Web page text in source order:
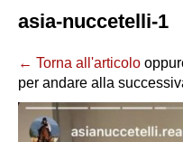
asia-nuccetelli-1
← Torna all'articolo
per andare alla